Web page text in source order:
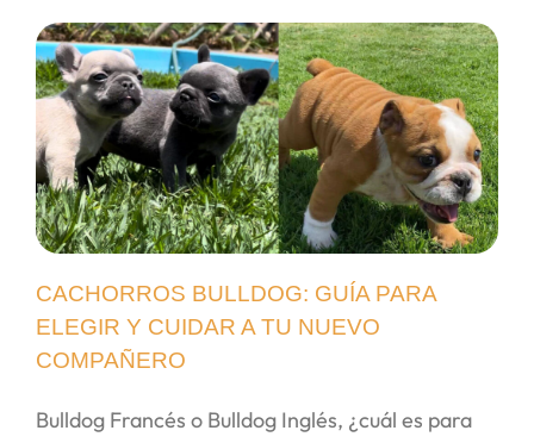
CACHORROS BULLDOG: GUÍA PARA
ELEGIR Y CUIDAR A TU NUEVO
COMPAÑERO
Bulldog Francés o Bulldog Inglés, ¿cuál es para